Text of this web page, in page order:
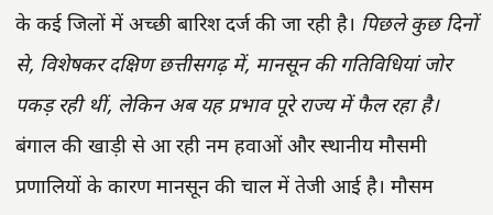
के कई जिलों में अच्छी बारिश दर्ज की जा रही है। पिछले कुछ दिनों
से, विशेषकर दक्षिण छत्तीसगढ़ में, मानसून की गतिविधियां जोर
पकड़ रही थीं, लेकिन अब यह प्रभाव पूरे राज्य में फैल रहा है।
बंगाल की खाड़ी से आ रही नम हवाओं और स्थानीय मौसमी
प्रणालियों के कारण मानसून की चाल में तेजी आई है। मौसम